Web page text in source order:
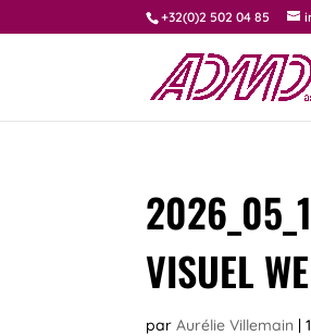
+32(0)2 502 04 85
VISUEL
parAurélie Villemain |